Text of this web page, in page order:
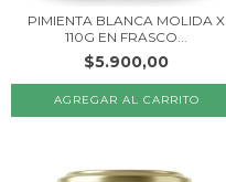
PIMIENTA BLANCA MOLIDA X
110G EN FRASCO...
$5.900,00